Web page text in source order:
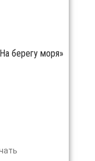
берегу моря»